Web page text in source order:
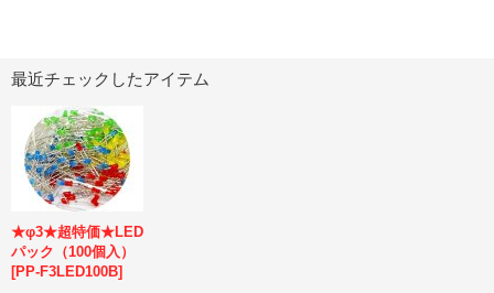
最近チェックしたアイテム
★φ3★超特価★LED
パック（100個入）
[PP-F3LED100B]